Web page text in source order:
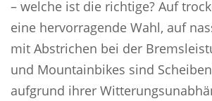
– welche ist die richtige? Auf
eine hervorragende Wahl, auf
mit Abstrichen bei der
und Mountainbikes sind
aufgrund ihrer